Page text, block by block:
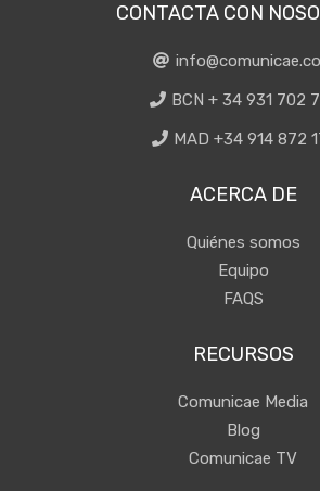
CONTACTA CON
BCN + 34 931 702
MAD +34 914 872
ACERCA DE
Quiénes somos
Equipo
FAQS
RECURSOS
Comunicae Media
Blog
Comunicae TV